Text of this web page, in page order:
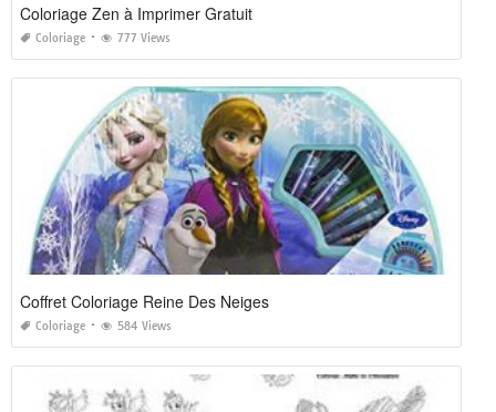
Coloriage Zen à Imprimer Gratuit
Coloriage 777 Views
Coffret Coloriage Reine Des Neiges
Coloriage 584 Views